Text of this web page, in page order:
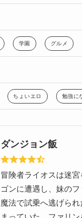
学園 グルメ
ちょいエロ 勉強に
ダンジョン飯
冒険者ライオスは迷
ゴンに遭遇し、妹の
魔法で試乗へ逃げら